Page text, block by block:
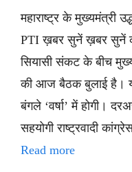
महाराष्ट्र के मुख्यमंत्री
PTI ख़बर सुनें ख़बर सुनें
सियासी संकट के बीच
की आज बैठक बुलाई है।
बंगले ‘वर्षा’ में होगी।
सहयोगी राष्ट्रवादी
Read more